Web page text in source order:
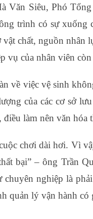
Văn Siêu, Phó
trình có sự xuống
vật chất, nguồn
vụ của nhân viên
về việc vệ sinh
của các cơ sở
làm nên văn hóa
chơi dài hơi. Vì
bại” – ông Trần
chuyên nghiệp là
quản lý vận hành có